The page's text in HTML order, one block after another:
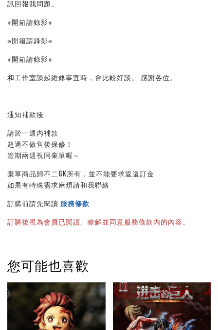
訊回報我問題。
※開箱請錄影※
※開箱請錄影※
※開箱請錄影※
和工作室談起維修事宜時，會比較好談。 感謝各位。
通知補款後
請於一週內補款
超過不做售後保修！
逾期兩週視同棄單喔～
棄單商品歸不二GK所有，並不能要求返還訂金
如果有特殊需求麻煩請和我聯絡
訂購前請先閱讀 服務條款
訂購後視為會員已閱讀、瞭解並同意服務條款內的內容。
您可能也喜歡